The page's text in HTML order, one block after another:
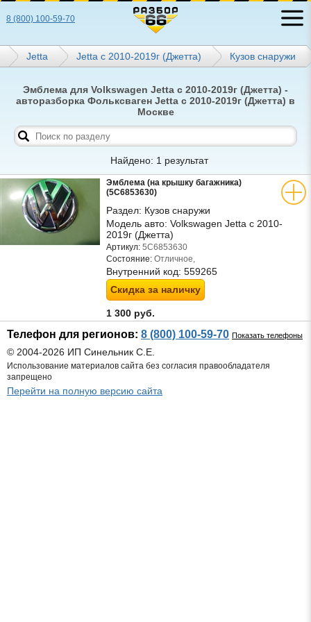
8 (800) 100-59-70
Jetta Jetta с 2010-2019г (Джетта) Кузов снаружи
Эмблема для Volkswagen Jetta с 2010-2019г (Джетта) -
авторазборка Фольксваген Jetta с 2010-2019г (Джетта) в
Москве
Найдено: 1 результат
Эмблема (на крышку багажника)
(5C6853630)
Раздел: Кузов снаружи
Модель авто: Volkswagen Jetta с 2010-
2019г (Джетта)
Артикул: 5C6853630
Состояние: Отличное,
Внутренний код: 559265
Скидка за наличку
1 300 руб.
Телефон для регионов: 8 (800) 100-59-70 Показать телефоны
© 2004-2026 ИП Синельник С.Е.
Использование материалов сайта без согласия правообладателя
запрещено
Перейти на полную версию сайта